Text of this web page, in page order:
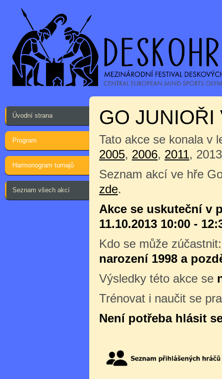
Úvodní strana
Program
Harmonogram turnajů
Seznam všech akcí
GO JUNIOŘI
Tato akce se konala v
2005, 2006, 2011,
Seznam akcí ve hře
zde.
Akce se uskuteční v
11.10.2013 10:00 -
Kdo se může
narození 1998 a
Výsledky této akce se
Trénovat i naučit se
Není potřeba hlásit